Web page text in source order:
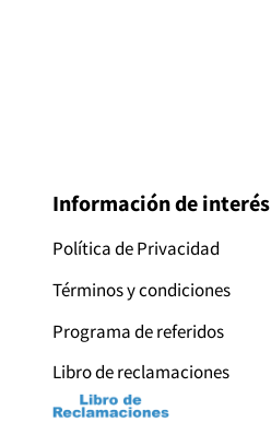
Información de interés
Política de Privacidad
Términos y condiciones
Programa de referidos
Libro de reclamaciones